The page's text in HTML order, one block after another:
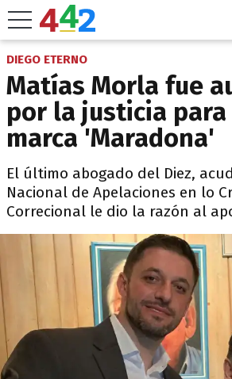
DIEGO ETERNO
Matías Morla fue
por la justicia
marca 'Maradona'
El último abogado del Diez,
Nacional de Apelaciones en lo
Correcional le dio la razón al